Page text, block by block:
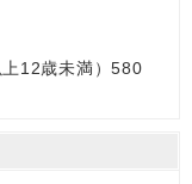
12歳未満）580